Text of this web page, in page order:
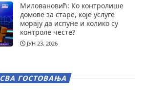
Миловановић: Ко контролише
домове за старе, које услуге
морају да испуне и колико су
контроле честе?
ЈУН 23, 2026
СВА ГОСТОВАЊА